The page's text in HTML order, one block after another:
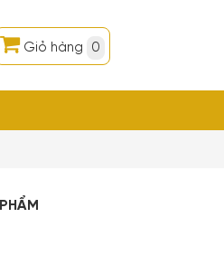
Giỏ hàng 0